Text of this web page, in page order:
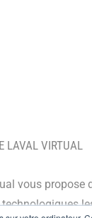
LAVAL VIRTUAL
vous propose